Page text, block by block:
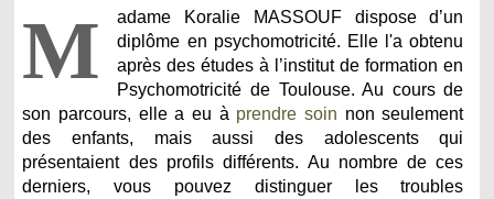
M
adame Koralie MASSOUF dispose d’un
diplôme en psychomotricité. Elle l'a obtenu
après des études à l’institut de formation en
Psychomotricité de Toulouse. Au cours de
son parcours, elle a eu à prendre soin non seulement
des enfants, mais aussi des adolescents qui
présentaient des profils différents. Au nombre de ces
derniers, vous pouvez distinguer les troubles